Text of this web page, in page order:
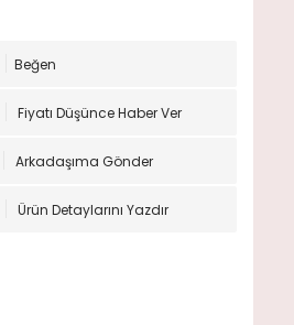
Beğen
Fiyatı Düşünce Haber Ver
Arkadaşıma Gönder
Ürün Detaylarını Yazdır